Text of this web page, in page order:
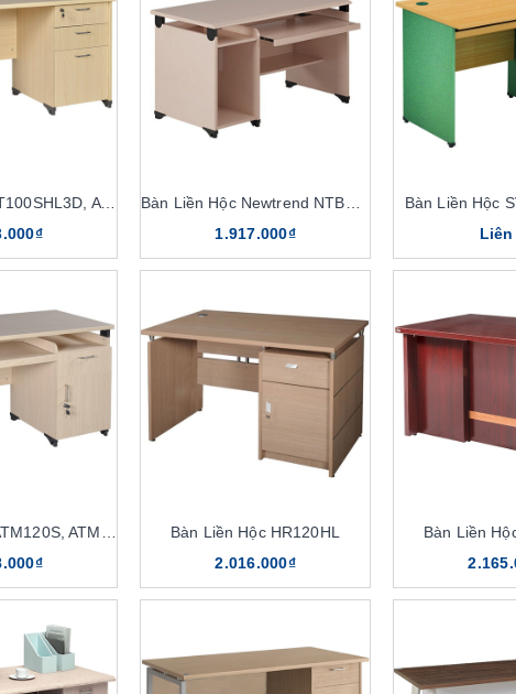
Bàn Liền Hộc AT100SHL3D, AT120SHL3D
Bàn Liền Hộc Newtrend NTBP02
1.917.000₫
Bàn Liền Hộc
Bàn Máy Tính ATM120S, ATM120
Bàn Liền Hộc HR120HL
2.016.000₫
Bàn Liền